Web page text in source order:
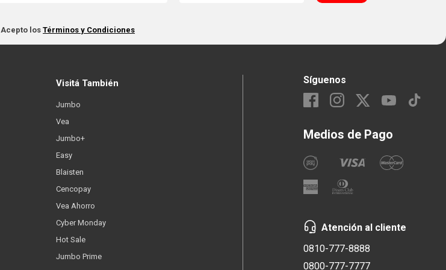
Acepto losTérminos y Condiciones
Visitá También
Jumbo
Vea
Jumbo+
Easy
Blaisten
Cencopay
Vea Ahorro
Cyber Monday
Hot Sale
Jumbo Prime
Síguenos
Medios de Pago
Atención al cliente
0810-777-8888
0800-777-7777